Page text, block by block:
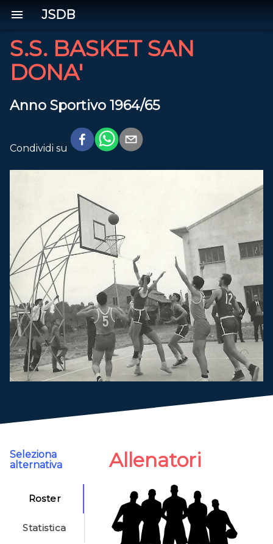
JSDB
S.S. BASKET SAN
DONA'
Anno Sportivo 1964/65
Condividi su
Seleziona
alternativa
Roster
Statistica
Allenatori